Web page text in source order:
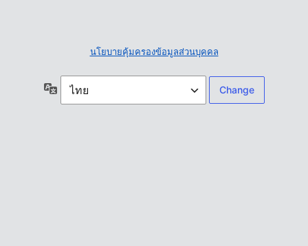
นโยบายคุ้มครองข้อมูลส่วนบุคคล
ภาษา